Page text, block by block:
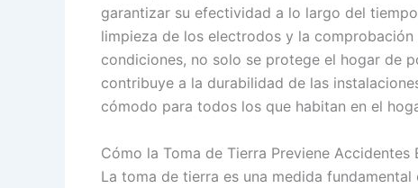
garantizar su efectividad a lo largo del
limpieza de los electrodos y la
condiciones, no solo se protege el hogar de
contribuye a la durabilidad de las
cómodo para todos los que habitan en el
Cómo la Toma de Tierra Previene Accidentes
La toma de tierra es una medida